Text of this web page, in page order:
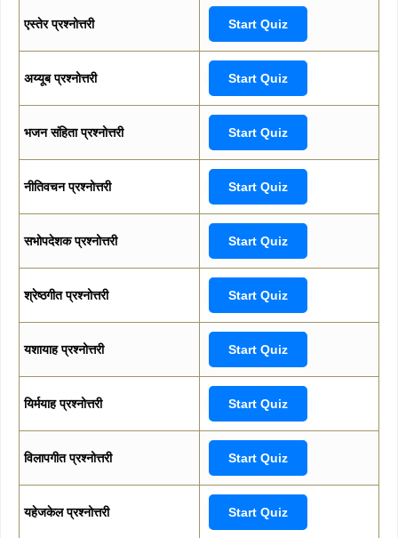
एस्तेर प्रश्नोत्तरी Start Quiz
अय्यूब प्रश्नोत्तरी Start Quiz
भजन संहिता प्रश्नोत्तरी Start Quiz
नीतिवचन प्रश्नोत्तरी Start Quiz
सभोपदेशक प्रश्नोत्तरी Start Quiz
श्रेष्ठगीत प्रश्नोत्तरी Start Quiz
यशायाह प्रश्नोत्तरी Start Quiz
यिर्मयाह प्रश्नोत्तरी Start Quiz
विलापगीत प्रश्नोत्तरी Start Quiz
यहेजकेल प्रश्नोत्तरी Start Quiz